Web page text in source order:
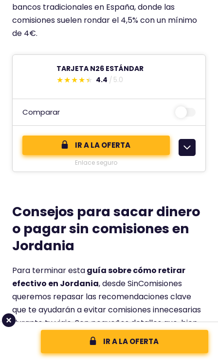
IR A LA OFERTA
n
t
ó
n
d
e
bancos tradicionales en España, donde las
comisiones suelen rondar el 4,5% con un mínimo
de 4€.
TARJETA N26 ESTÁNDAR
E
s
t
e
c
t
a
r
i
t
i
e
n
e
4.4 5.0
Comparar
IR A LA OFERTA
Enlace seguro
Consejos para sacar dinero
o pagar sin comisiones en
Jordania
Para terminar estaguía sobre cómo retirar
efectivo en Jordania, desde SinComisiones
queremos repasar las recomendaciones clave
que te ayudarán a evitar comisiones innecesarias
durante tu viaje. Son pequeños detalles que, bien
aplicados, pueden marcar una gran diferencia en
el coste final.